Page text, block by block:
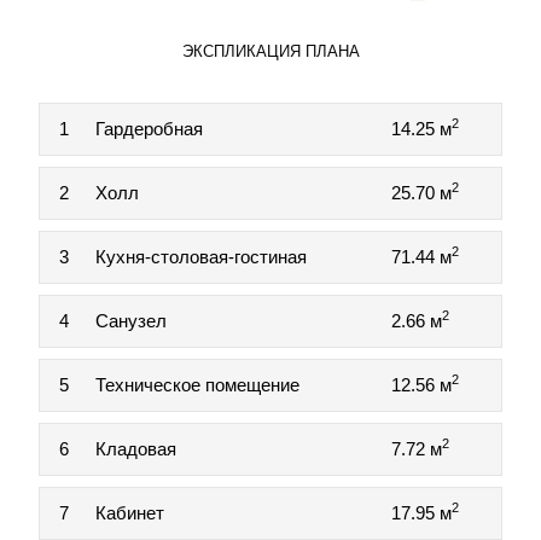
ЭКСПЛИКАЦИЯ ПЛАНА
1 Гардеробная 14.25 м2
2 Холл 25.70 м2
3 Кухня-столовая-гостиная 71.44 м2
4 Санузел 2.66 м2
5 Техническое помещение 12.56 м2
6 Кладовая 7.72 м2
7 Кабинет 17.95 м2